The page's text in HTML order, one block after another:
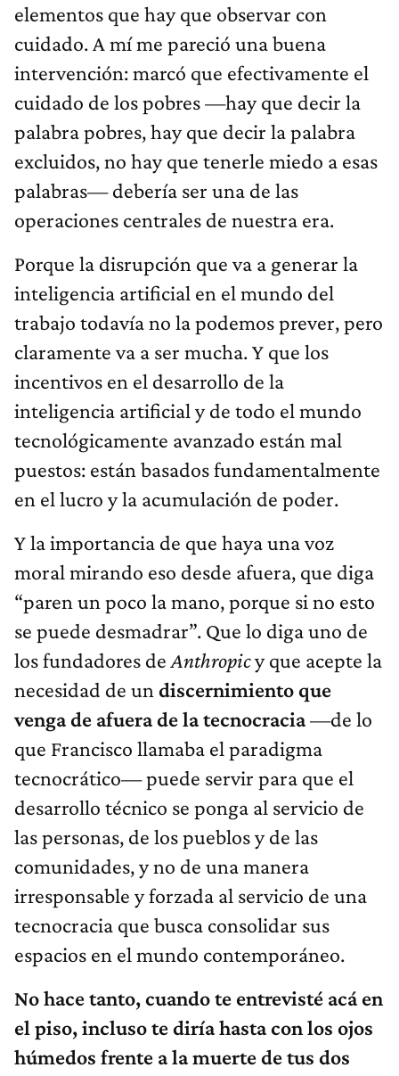
elementos que hay que observar con
cuidado. A mí me pareció una buena
intervención: marcó que efectivamente el
cuidado de los pobres —hay que decir la
palabra pobres, hay que decir la palabra
excluidos, no hay que tenerle miedo a esas
palabras— debería ser una de las
operaciones centrales de nuestra era.
Porque la disrupción que va a generar la
inteligencia artificial en el mundo del
trabajo todavía no la podemos prever, pero
claramente va a ser mucha. Y que los
incentivos en el desarrollo de la
inteligencia artificial y de todo el mundo
tecnológicamente avanzado están mal
puestos: están basados fundamentalmente
en el lucro y la acumulación de poder.
Y la importancia de que haya una voz
moral mirando eso desde afuera, que diga
“paren un poco la mano, porque si no esto
se puede desmadrar”. Que lo diga uno de
los fundadores de Anthropicy que acepte la
necesidad de un discernimiento que
venga de afuera de la tecnocracia—de lo
que Francisco llamaba el paradigma
tecnocrático— puede servir para que el
desarrollo técnico se ponga al servicio de
las personas, de los pueblos y de las
comunidades, y no de una manera
irresponsable y forzada al servicio de una
tecnocracia que busca consolidar sus
espacios en el mundo contemporáneo.
No hace tanto, cuando te entrevisté acá en
el piso, incluso te diría hasta con los ojos
húmedos frente a la muerte de tus dos